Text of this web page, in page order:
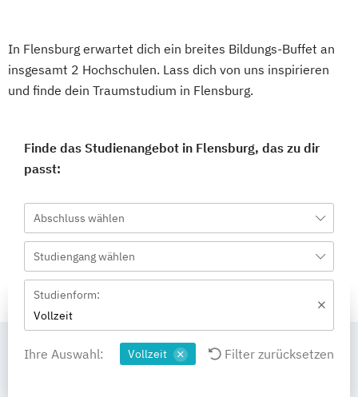
In Flensburg erwartet dich ein breites Bildungs-Buffet an
insgesamt 2 Hochschulen. Lass dich von uns inspirieren
und finde dein Traumstudium in Flensburg.
Finde das Studienangebot in Flensburg, das zu dir
passt:
Abschluss wählen
Studiengang wählen
Studienform:
Vollzeit
Ihre Auswahl: Vollzeit Filter zurücksetzen